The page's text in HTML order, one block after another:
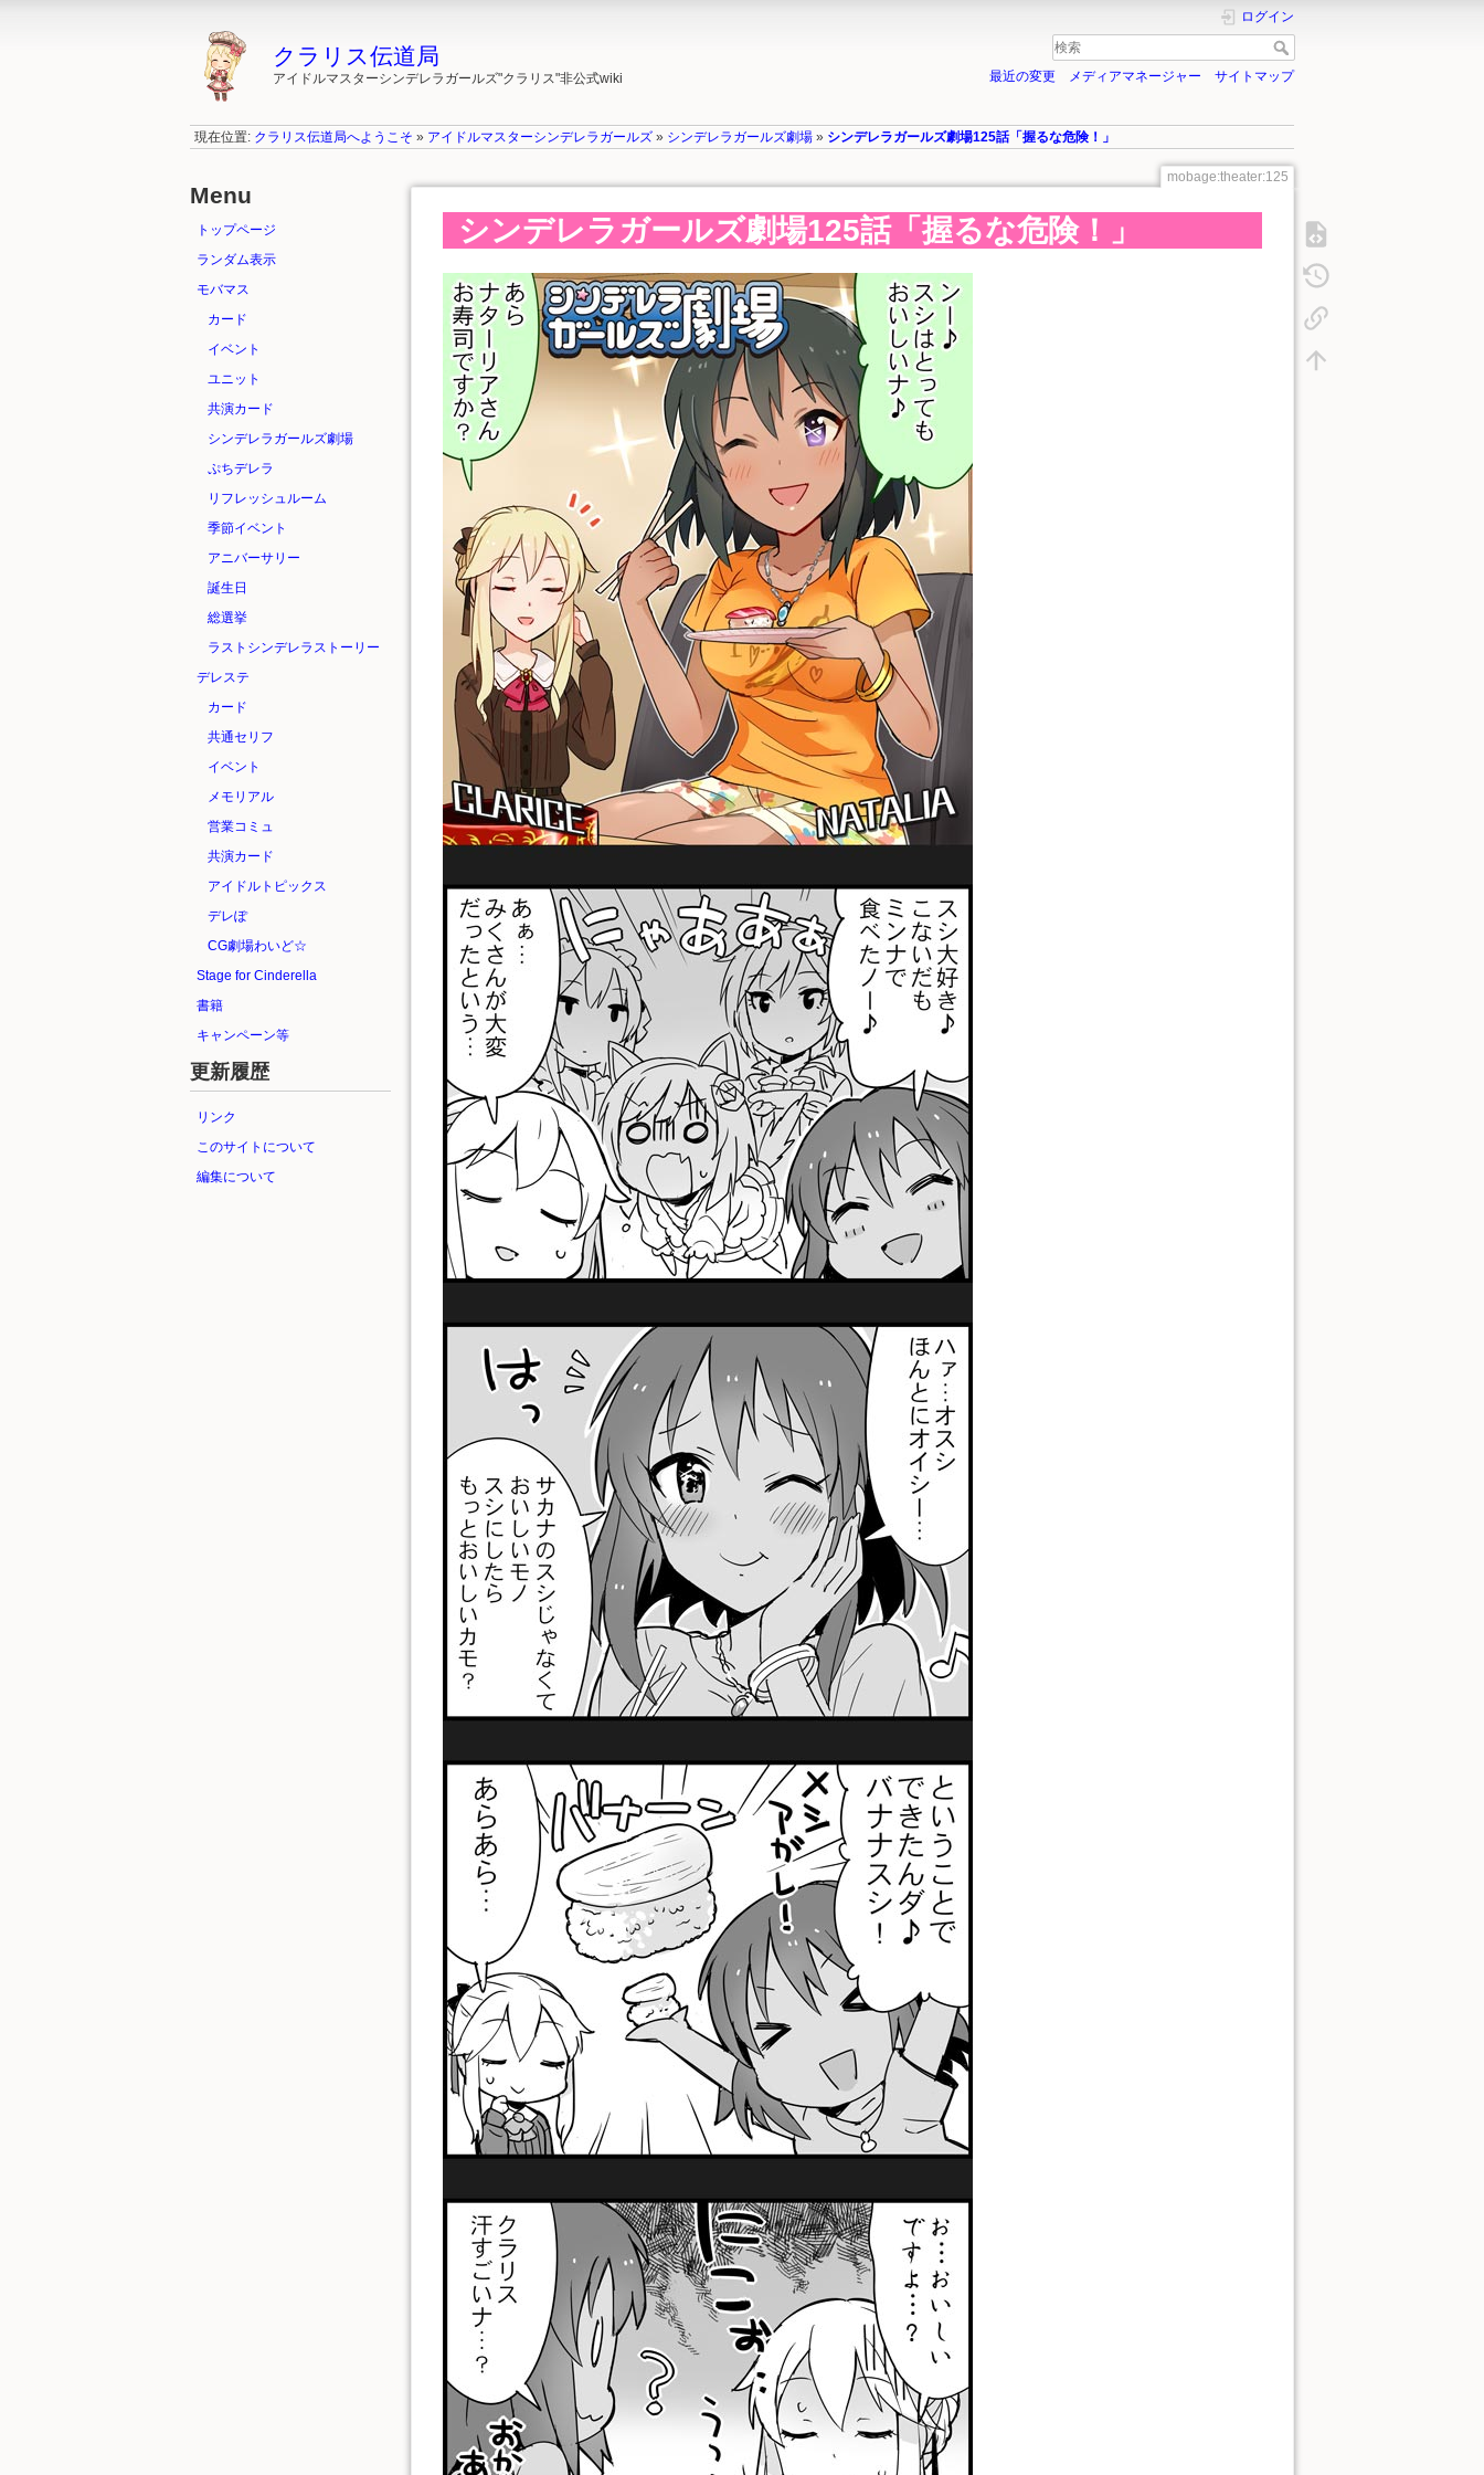
クラリス伝道局
アイドルマスターシンデレラガールズ"クラリス"非公式wiki
ログイン
最近の変更 メディアマネージャー サイトマップ
現在位置: クラリス伝道局へようこそ » アイドルマスターシンデレラガールズ » シンデレラガールズ劇場 » シンデレラガールズ劇場125話「握るな危険！」
Menu
トップページ
ランダム表示
モバマス
カード
イベント
ユニット
共演カード
シンデレラガールズ劇場
ぷちデレラ
リフレッシュルーム
季節イベント
アニバーサリー
誕生日
総選挙
ラストシンデレラストーリー
デレステ
カード
共通セリフ
イベント
メモリアル
営業コミュ
共演カード
アイドルトピックス
デレぽ
CG劇場わいど☆
Stage for Cinderella
書籍
キャンペーン等
更新履歴
リンク
このサイトについて
編集について
mobage:theater:125
シンデレラガールズ劇場125話「握るな危険！」